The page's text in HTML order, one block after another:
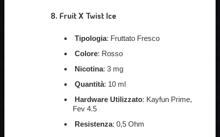
8. Fruit X Twist Ice
Tipologia: Fruttato Fresco
Colore: Rosso
Nicotina: 3 mg
Quantità: 10 ml
Hardware Utilizzato: Kayfun Prime,
Fev 4.5
Resistenza: 0,5 Ohm